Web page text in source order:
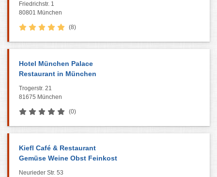
Friedrichstr. 1
80801 München
(8)
Hotel München Palace
Restaurant in München
Trogerstr. 21
81675 München
(0)
Kiefl Café & Restaurant
Gemüse Weine Obst Feinkost
Neurieder Str. 53